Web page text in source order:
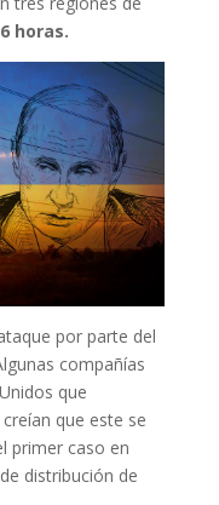
horas.
por parte del
compañías
que
que este se
primer caso en
distribución de